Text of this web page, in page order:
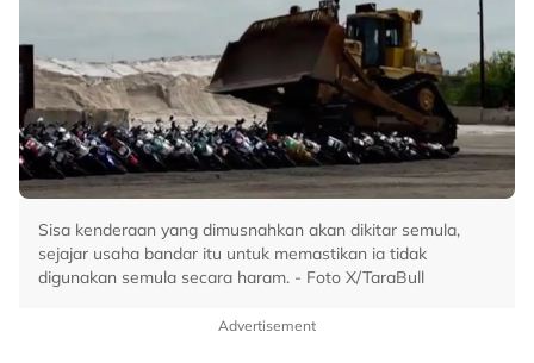
Sisa kenderaan yang dimusnahkan akan dikitar semula,
sejajar usaha bandar itu untuk memastikan ia tidak
digunakan semula secara haram. - Foto X/TaraBull
Advertisement